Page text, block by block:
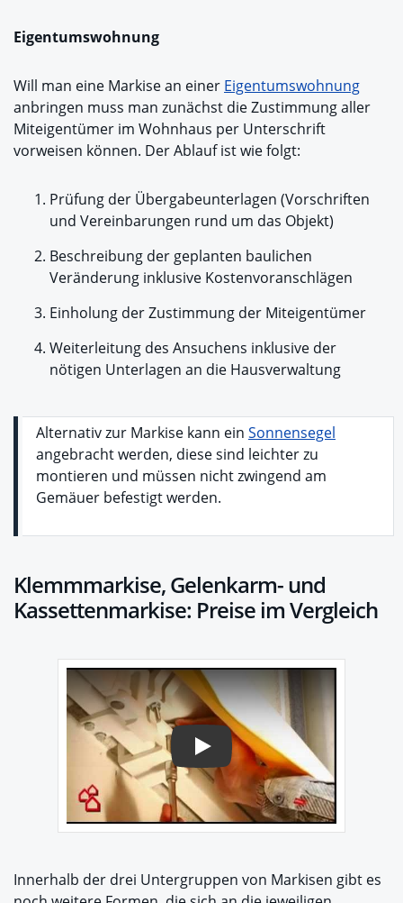
Eigentumswohnung
Will man eine Markise an einer Eigentumswohnung
anbringen muss man zunächst die Zustimmung aller
Miteigentümer im Wohnhaus per Unterschrift
vorweisen können. Der Ablauf ist wie folgt:
Prüfung der Übergabeunterlagen (Vorschriften
und Vereinbarungen rund um das Objekt)
Beschreibung der geplanten baulichen
Veränderung inklusive Kostenvoranschlägen
Einholung der Zustimmung der Miteigentümer
Weiterleitung des Ansuchens inklusive der
nötigen Unterlagen an die Hausverwaltung
Alternativ zur Markise kann ein Sonnensegel
angebracht werden, diese sind leichter zu
montieren und müssen nicht zwingend am
Gemäuer befestigt werden.
Klemmmarkise, Gelenkarm- und
Kassettenmarkise: Preise im Vergleich
Play
Innerhalb der drei Untergruppen von Markisen gibt es